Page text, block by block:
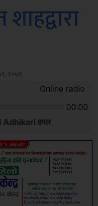
२०७९